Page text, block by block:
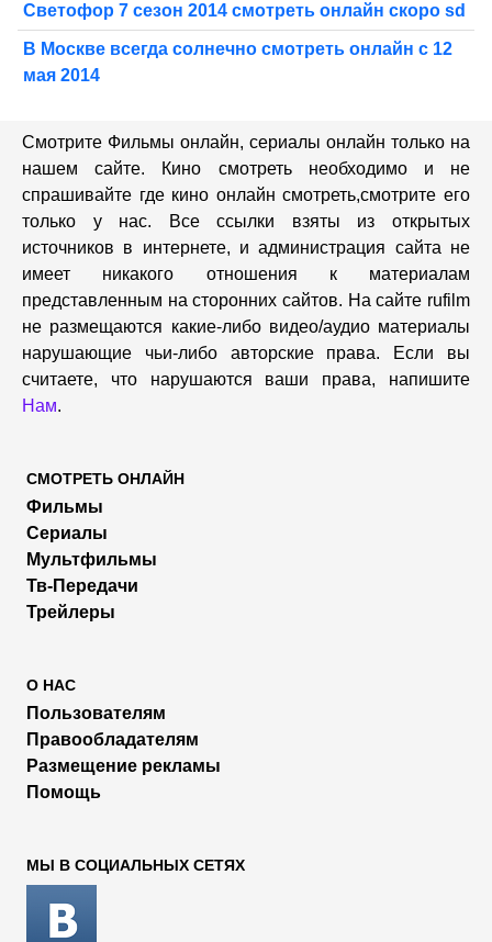
Светофор 7 сезон 2014 смотреть онлайн скоро sd
В Москве всегда солнечно смотреть онлайн с 12
мая 2014
Смотрите Фильмы онлайн, сериалы онлайн только на
нашем сайте. Кино смотреть необходимо и не
спрашивайте где кино онлайн смотреть,cмотрите его
только у нас. Все ссылки взяты из открытых
источников в интернете, и администрация сайта не
имеет никакого отношения к материалам
представленным на сторонних сайтов. На сайте rufilm
не размещаются какие-либо видео/аудио материалы
нарушающие чьи-либо авторские права. Если вы
считаете, что нарушаются ваши права, напишите
Нам.
СМОТРЕТЬ ОНЛАЙН
Фильмы
Сериалы
Мультфильмы
Тв-Передачи
Трейлеры
О НАС
Пользователям
Правообладателям
Размещение рекламы
Помощь
МЫ В СОЦИАЛЬНЫХ СЕТЯХ